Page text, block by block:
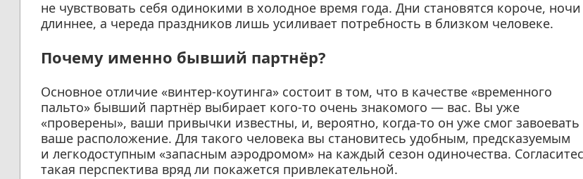
не чувствовать себя одинокими в холодное время года. Дни становятся короче, ночи
длиннее, а череда праздников лишь усиливает потребность в близком человеке.
Почему именно бывший партнёр?
Основное отличие «винтер-коутинга» состоит в том, что в качестве «временного
пальто» бывший партнёр выбирает кого-то очень знакомого — вас. Вы уже
«проверены», ваши привычки известны, и, вероятно, когда-то он уже смог завоевать
ваше расположение. Для такого человека вы становитесь удобным, предсказуемым
и легкодоступным «запасным аэродромом» на каждый сезон одиночества.
такая перспектива вряд ли покажется привлекательной.